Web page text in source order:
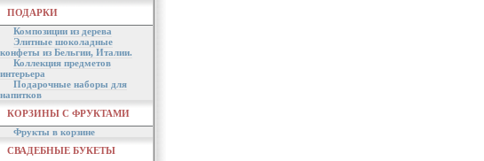
ПОДАРКИ
Композиции из дерева
Элитные шоколадные
конфеты из Бельгии, Италии.
Коллекция предметов
интерьера
Подарочные наборы для
напитков
КОРЗИНЫ С ФРУКТАМИ
Фрукты в корзине
СВАДЕБНЫЕ БУКЕТЫ